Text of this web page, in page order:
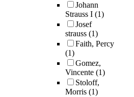
Johann
Strauss I (1)
Josef
strauss (1)
Faith, Percy
(1)
Gomez,
Vincente (1)
Stoloff,
Morris (1)